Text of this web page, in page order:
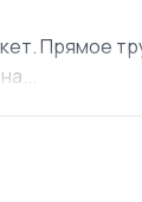
Прямое